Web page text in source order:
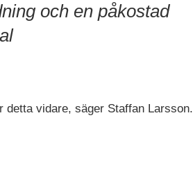
och en påkostad
vidare, säger Staffan Larsson.